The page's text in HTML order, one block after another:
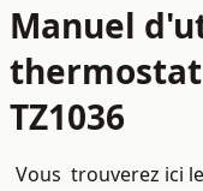
Manuel
thermostat
TZ1036
Vous trouverez ici